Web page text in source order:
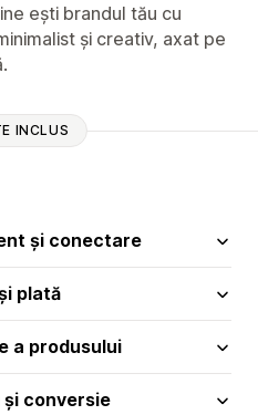
ești brandul tău cu
și creativ, axat pe
INCLUS
și conectare
plată
a produsului
conversie